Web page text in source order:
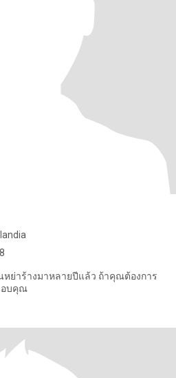
หย่าร้างมาหลายปีแล้ว ถ้าคุณ​ต้องการ
เกี่ยวกับฉัน ถามฉัน ขอบคุณ​